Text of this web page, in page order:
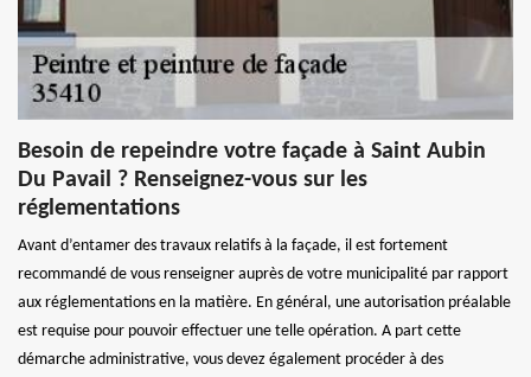
Besoin de repeindre votre façade à Saint Aubin
Du Pavail ? Renseignez-vous sur les
réglementations
Avant d’entamer des travaux relatifs à la façade, il est fortement
recommandé de vous renseigner auprès de votre municipalité par rapport
aux réglementations en la matière. En général, une autorisation préalable
est requise pour pouvoir effectuer une telle opération. A part cette
démarche administrative, vous devez également procéder à des